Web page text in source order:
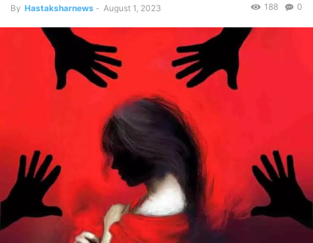
By Hastaksharnews - August 1, 2023 0
188